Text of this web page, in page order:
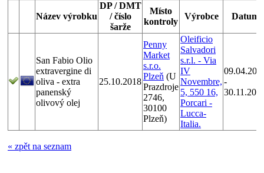
Název výrobku
DP / DMT
/ číslo
šarže
Místo
kontroly
Výrobce Datum
San Fabio Olio
extravergine di
oliva - extra
panenský
olivový olej
25.10.2018
Penny
Market
s.r.o.
Plzeň (U
Prazdroje
2746,
30100
Plzeň)
Oleificio
Salvadori
s.r.l. - Via
IV
Novembre,
5, 550 16,
Porcari -
Lucca-
Italia.
-
« zpět na seznam